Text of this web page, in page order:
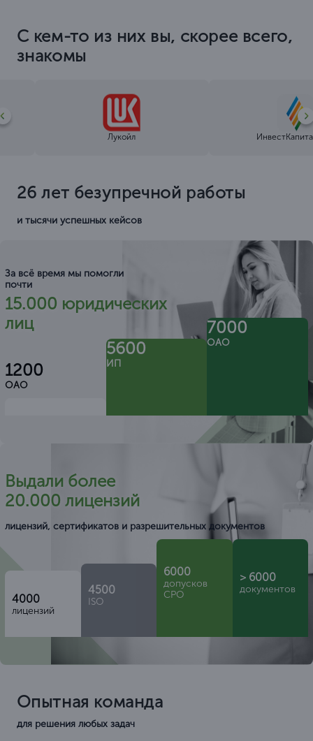
С кем-то из них вы, скорее всего,
знакомы
Лукойл
26 лет безупречной работы
и тысячи успешных кейсов
За всё время мы помогли
почти
15.000 юридических
лиц
1200
ОАО
5600
ИП
7000
ОАО
Выдали более
20.000 лицензий
лицензий, сертификатов и разрешительных документов
4000
лицензий
4500
ISO
6000
допусков
СРО
> 6000
документов
Опытная команда
для решения любых задач